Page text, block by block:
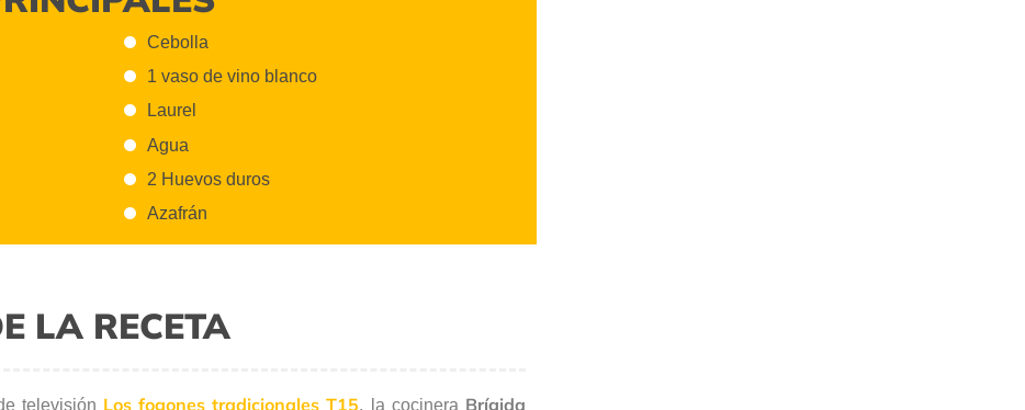
Cebolla
1 vaso de vino blanco
Laurel
Agua
2 Huevos duros
Azafrán
LA RECETA
televisión Los fogones tradicionales T15, la cocinera Brígida